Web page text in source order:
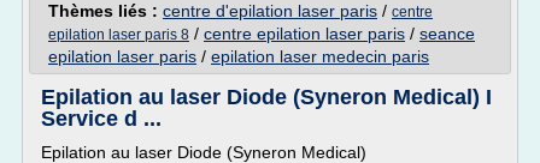
Thèmes liés : centre d'epilation laser paris / centre
epilation laser paris 8 / centre epilation laser paris / seance
epilation laser paris / epilation laser medecin paris
Epilation au laser Diode (Syneron Medical) I
Service d ...
Epilation au laser Diode (Syneron Medical)